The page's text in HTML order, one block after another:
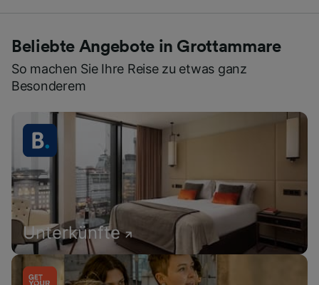
Beliebte Angebote in Grottammare
So machen Sie Ihre Reise zu etwas ganz
Besonderem
Unterkünfte